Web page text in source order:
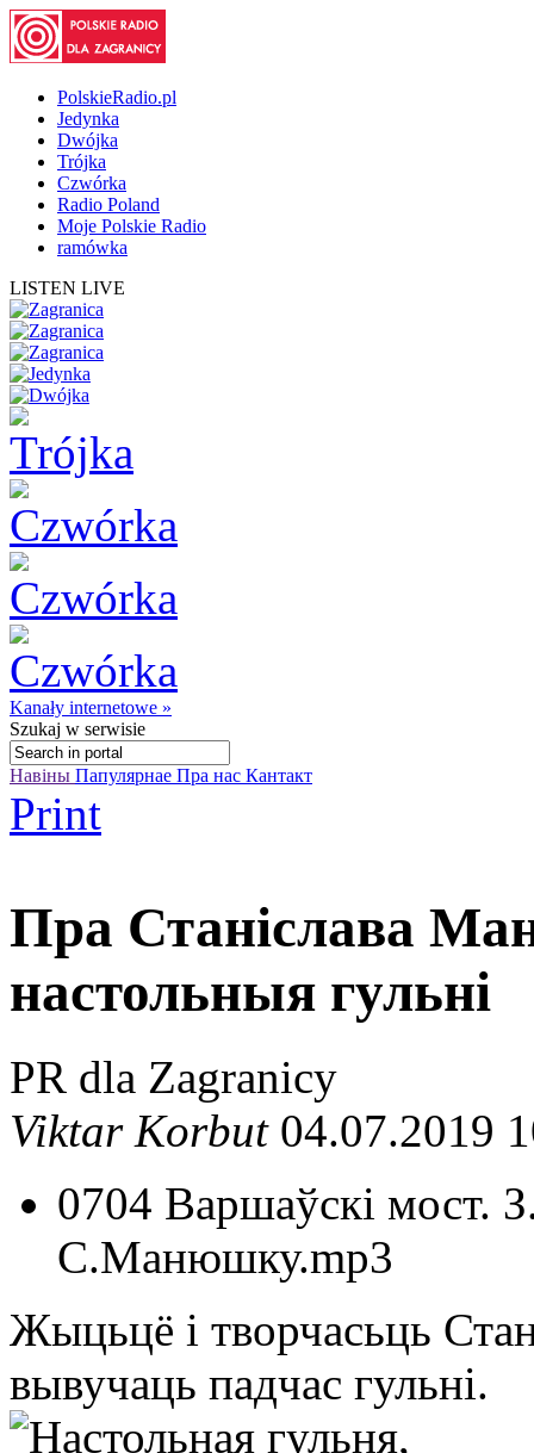
PolskieRadio.pl
Jedynka
Dwójka
Trójka
Czwórka
Radio Poland
Moje Polskie Radio
ramówka
LISTEN LIVE
Kanały internetowe »
Szukaj w serwisie
Навіны Папулярнае Пра нас Кантакт
Print
Пра Станіслава
настольныя гульні
PR dla Zagranicy
Viktar Korbut04.07.2019
0704 Варшаўскі мост.
С.Манюшку.mp3
Жыцьцё і творчасьць
вывучаць падчас гульні.